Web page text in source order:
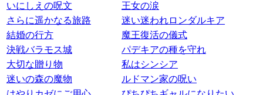
いにしえの呪文
王女の涙
さらに遥かなる旅路
迷い迷われロンダルキア
結婚の行方
魔王復活の儀式
決戦バラモス城
パデキアの種を守れ
大切な贈り物
私はシンシア
迷いの森の魔物
ルドマン家の呪い